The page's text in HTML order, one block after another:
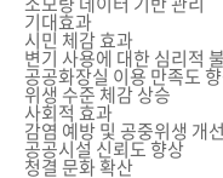
소모량 데이터 기반 관리
기대효과
시민 체감 효과
변기 사용에 대한 심리적
공공화장실 이용 만족도
위생 수준 체감 상승
사회적 효과
감염 예방 및 공중위생 개선
공공시설 신뢰도 향상
청결 문화 확산